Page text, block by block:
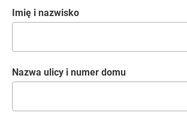
Imię i nazwisko
Nazwa ulicy i numer domu